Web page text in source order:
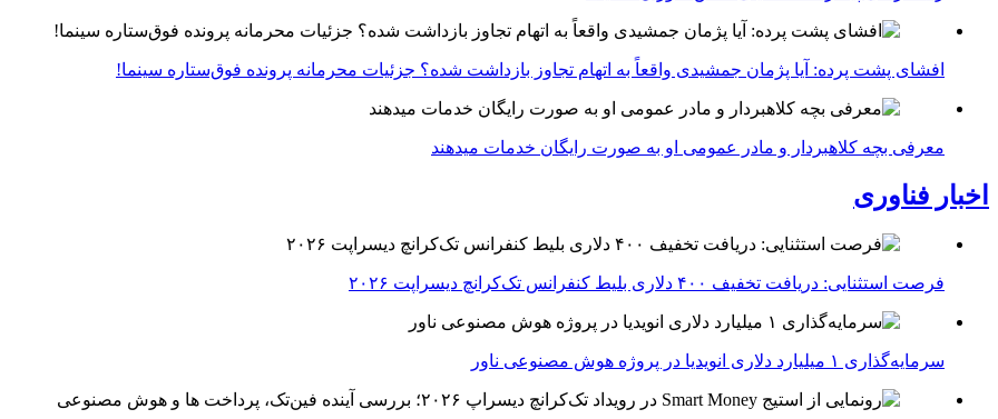
افشای پشت پرده: آیا پژمان جمشیدی واقعاً به اتهام تجاوز بازداشت شده؟ جزئیات محرمانه پرونده فوق‌ستاره سینما!
معرفی بچه کلاهبردار و مادر عمومی او به صورت رایگان خدمات میدهند
اخبار فناوری
فرصت استثنایی: دریافت تخفیف ۴۰۰ دلاری بلیط کنفرانس تک‌کرانچ دیسراپت ۲۰۲۶
سرمایه‌گذاری ۱ میلیارد دلاری انویدیا در پروژه هوش مصنوعی ناور